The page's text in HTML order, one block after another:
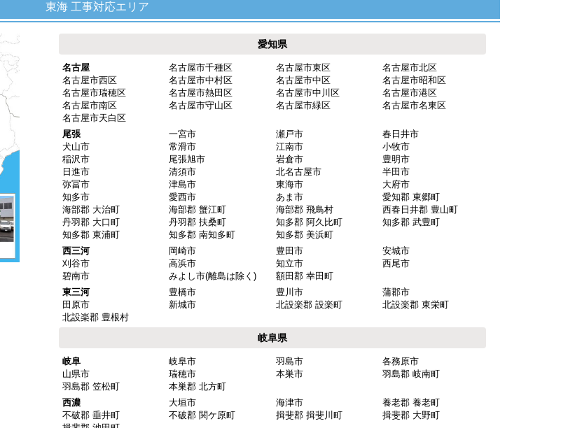
東海 工事対応エリア
愛知県
名古屋 名古屋市千種区 名古屋市東区
名古屋市北区
名古屋市西区
名古屋市中村区 名古屋市中区
名古屋市昭和区
名古屋市瑞穂区
名古屋市熱田区 名古屋市中川区
名古屋市港区
名古屋市南区
名古屋市守山区 名古屋市緑区
名古屋市名東区
名古屋市天白区
尾張
一宮市 瀬戸市
春日井市
犬山市
常滑市 江南市
小牧市
稲沢市
尾張旭市 岩倉市
豊明市
日進市
清須市 北名古屋市
半田市
弥冨市
津島市 東海市
大府市
知多市
愛西市 あま市
愛知郡 東郷町
海部郡 大治町
海部郡 蟹江町 海部郡 飛鳥村
西春日井郡 豊山町
丹羽郡 大口町
丹羽郡 扶桑町 知多郡 阿久比町
知多郡 武豊町
知多郡 東浦町
知多郡 南知多町
知多郡 美浜町
西三河
岡崎市 豊田市
安城市
刈谷市
高浜市 知立市
西尾市
碧南市
みよし市(離島は除く)
額田郡 幸田町
東三河
豊橋市 豊川市
蒲郡市
田原市
新城市 北設楽郡 設楽町
北設楽郡 東栄町
北設楽郡 豊根村
岐阜県
岐阜 岐阜市 羽島市
各務原市
山県市
瑞穂市 本巣市
羽島郡 岐南町
羽島郡 笠松町
本巣郡 北方町
西濃
大垣市 海津市
養老郡 養老町
不破郡 垂井町
不破郡 関ケ原町 揖斐郡 揖斐川町
揖斐郡 大野町